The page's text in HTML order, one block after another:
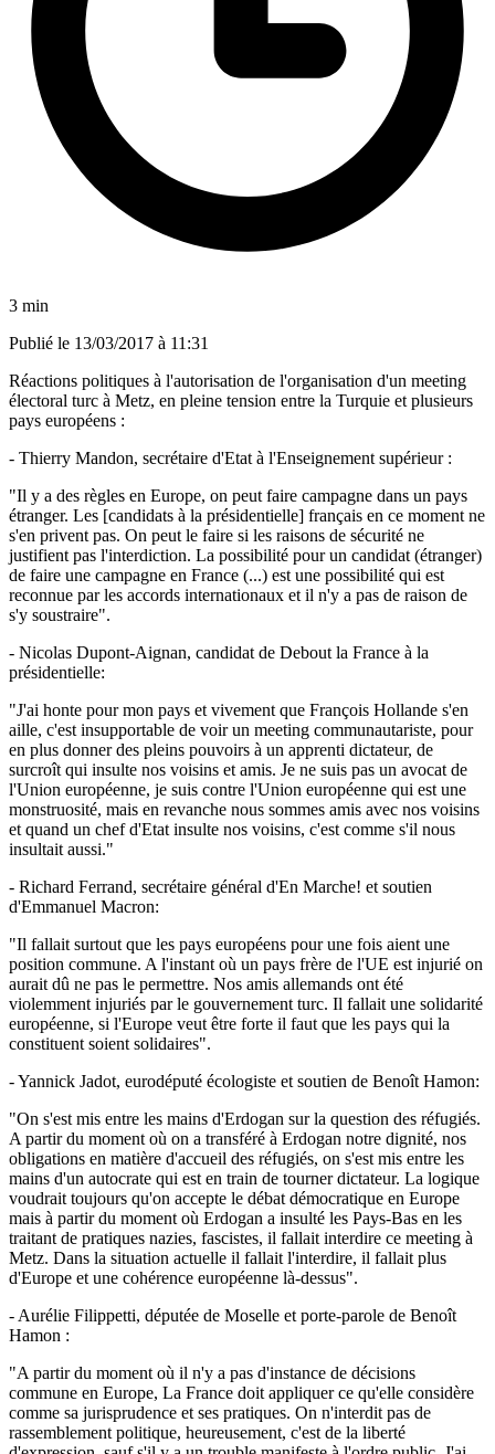
3 min
Publié le 13/03/2017 à 11:31
Réactions politiques à l'autorisation de l'organisation d'un meeting
électoral turc à Metz, en pleine tension entre la Turquie et plusieurs
pays européens :
- Thierry Mandon, secrétaire d'Etat à l'Enseignement supérieur :
"Il y a des règles en Europe, on peut faire campagne dans un pays
étranger. Les [candidats à la présidentielle] français en ce moment ne
s'en privent pas. On peut le faire si les raisons de sécurité ne
justifient pas l'interdiction. La possibilité pour un candidat (étranger)
de faire une campagne en France (...) est une possibilité qui est
reconnue par les accords internationaux et il n'y a pas de raison de
s'y soustraire".
- Nicolas Dupont-Aignan, candidat de Debout la France à la
présidentielle:
"J'ai honte pour mon pays et vivement que François Hollande s'en
aille, c'est insupportable de voir un meeting communautariste, pour
en plus donner des pleins pouvoirs à un apprenti dictateur, de
surcroît qui insulte nos voisins et amis. Je ne suis pas un avocat de
l'Union européenne, je suis contre l'Union européenne qui est une
monstruosité, mais en revanche nous sommes amis avec nos voisins
et quand un chef d'Etat insulte nos voisins, c'est comme s'il nous
insultait aussi."
- Richard Ferrand, secrétaire général d'En Marche! et soutien
d'Emmanuel Macron:
"Il fallait surtout que les pays européens pour une fois aient une
position commune. A l'instant où un pays frère de l'UE est injurié on
aurait dû ne pas le permettre. Nos amis allemands ont été
violemment injuriés par le gouvernement turc. Il fallait une solidarité
européenne, si l'Europe veut être forte il faut que les pays qui la
constituent soient solidaires".
- Yannick Jadot, eurodéputé écologiste et soutien de Benoît Hamon:
"On s'est mis entre les mains d'Erdogan sur la question des réfugiés.
A partir du moment où on a transféré à Erdogan notre dignité, nos
obligations en matière d'accueil des réfugiés, on s'est mis entre les
mains d'un autocrate qui est en train de tourner dictateur. La logique
voudrait toujours qu'on accepte le débat démocratique en Europe
mais à partir du moment où Erdogan a insulté les Pays-Bas en les
traitant de pratiques nazies, fascistes, il fallait interdire ce meeting à
Metz. Dans la situation actuelle il fallait l'interdire, il fallait plus
d'Europe et une cohérence européenne là-dessus".
- Aurélie Filippetti, députée de Moselle et porte-parole de Benoît
Hamon :
"A partir du moment où il n'y a pas d'instance de décisions
commune en Europe, La France doit appliquer ce qu'elle considère
comme sa jurisprudence et ses pratiques. On n'interdit pas de
rassemblement politique, heureusement, c'est de la liberté